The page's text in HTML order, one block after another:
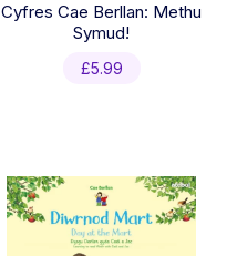
Cyfres Cae Berllan: Methu
Symud!
£5.99